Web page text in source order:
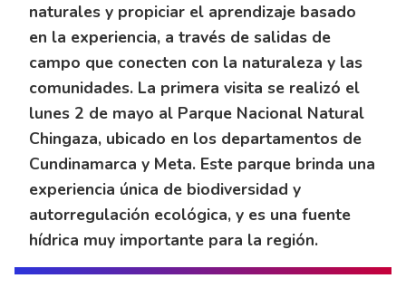
naturales y propiciar el aprendizaje basado
en la experiencia, a través de salidas de
campo que conecten con la naturaleza y las
comunidades. La primera visita se realizó el
lunes 2 de mayo al Parque Nacional Natural
Chingaza, ubicado en los departamentos de
Cundinamarca y Meta. Este parque brinda una
experiencia única de biodiversidad y
autorregulación ecológica, y es una fuente
hídrica muy importante para la región.